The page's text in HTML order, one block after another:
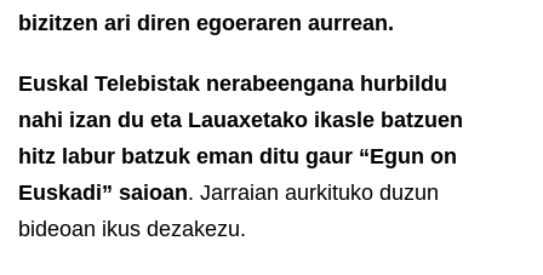
bizitzen ari diren egoeraren aurrean.
Euskal Telebistak nerabeengana hurbildu
nahi izan du eta Lauaxetako ikasle batzuen
hitz labur batzuk eman ditu gaur “Egun on
Euskadi” saioan. Jarraian aurkituko duzun
bideoan ikus dezakezu.